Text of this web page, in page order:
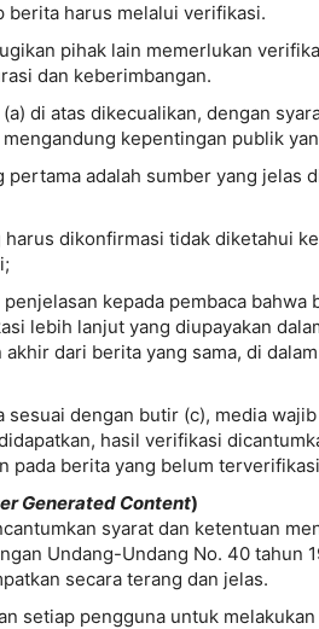
berita harus melalui verifikasi.
pihak lain memerlukan
dan keberimbangan.
di atas dikecualikan, dengan
kepentingan publik
pertama adalah sumber yang jelas
dikonfirmasi tidak diketahui
kepada pembaca bahwa
lebih lanjut yang diupayakan
akhir dari berita yang sama, di
sesuai dengan butir (c), media
hasil verifikasi
pada berita yang belum
Generated Content)
syarat dan ketentuan
Undang-Undang No. 40 tahun
secara terang dan jelas.
setiap pengguna untuk